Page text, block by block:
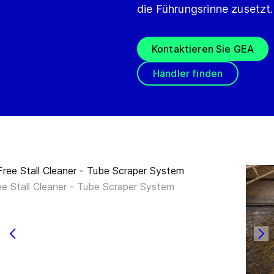
die Führungsrinne zusetzt.
Kontaktieren Sie GEA
Händler finden
Stall Cleaner - Tube Scraper System